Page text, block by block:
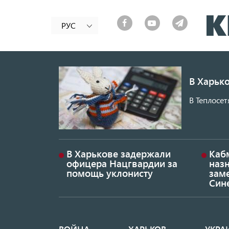
РУС
В
В
В Харькове задержали
офицера Нацгвардии за
помощь уклонисту